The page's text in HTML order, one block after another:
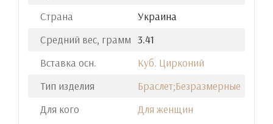
Страна
Украина
Средний вес, грамм 3.41
Вставка осн.
Куб. Цирконий
Тип изделия
Браслет;Безразмерные
Для кого
Для женщин